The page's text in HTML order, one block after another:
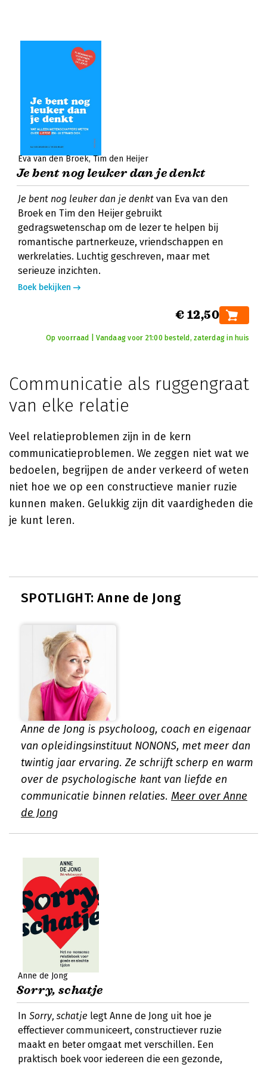
Eva van den Broek Tim den Heijer
Je bent nog leuker dan je denkt
Je bent nog leuker dan je denkt van Eva van den
Broek en Tim den Heijer gebruikt
gedragswetenschap om de lezer te helpen bij
romantische partnerkeuze, vriendschappen en
werkrelaties. Luchtig geschreven, maar met
serieuze inzichten.
Boek bekijken
€ 12,50
Op voorraad | Vandaag voor 21:00 besteld, zaterdag in huis
Communicatie als ruggengraat
van elke relatie
Veel relatieproblemen zijn in de kern
communicatieproblemen. We zeggen niet wat we
bedoelen, begrijpen de ander verkeerd of weten
niet hoe we op een constructieve manier ruzie
kunnen maken. Gelukkig zijn dit vaardigheden die
je kunt leren.
SPOTLIGHT: Anne de Jong
Anne de Jong is psycholoog, coach en eigenaar
van opleidingsinstituut NONONS, met meer dan
twintig jaar ervaring. Ze schrijft scherp en warm
over de psychologische kant van liefde en
communicatie binnen relaties. Meer over Anne
de Jong
Anne de Jong
Sorry, schatje
In Sorry, schatje legt Anne de Jong uit hoe je
effectiever communiceert, constructiever ruzie
maakt en beter omgaat met verschillen. Een
praktisch boek voor iedereen die een gezonde,